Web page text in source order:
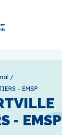
/
– EMSP
- EMSP